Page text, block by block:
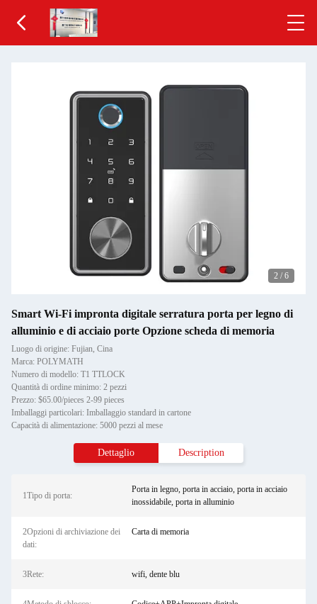
2 / 6
Smart Wi-Fi impronta digitale serratura porta per legno di
alluminio e di acciaio porte Opzione scheda di memoria
Luogo di origine: Fujian, Cina
Marca: POLYMATH
Numero di modello: T1 TTLOCK
Quantità di ordine minimo: 2 pezzi
Prezzo: $65.00/pieces 2-99 pieces
Imballaggi particolari: Imballaggio standard in cartone
Capacità di alimentazione: 5000 pezzi al mese
Dettaglio Description
1Tipo di porta:
Porta in legno, porta in acciaio, porta in acciaio
inossidabile, porta in alluminio
2Opzioni di archiviazione dei
dati:
Carta di memoria
3Rete: wifi, dente blu